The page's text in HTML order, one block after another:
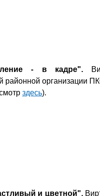
- в кадре".
районной организации
здесь).
и цветной".